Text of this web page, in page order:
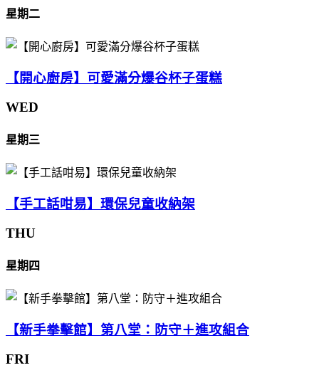
星期二
【開心廚房】可愛滿分爆谷杯子蛋糕
WED
星期三
【手工話咁易】環保兒童收納架
THU
星期四
【新手拳擊館】第八堂：防守＋進攻組合
FRI